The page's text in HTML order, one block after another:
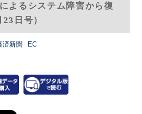
よるシステム障害から復
日号）
済新聞
EC